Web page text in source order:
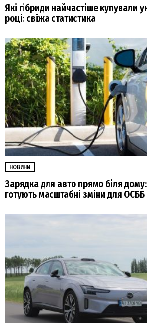
Які гібриди найчастіше купували
році: свіжа статистика
НОВИНИ
Зарядка для авто прямо біля дому:
готують масштабні зміни для ОСББ